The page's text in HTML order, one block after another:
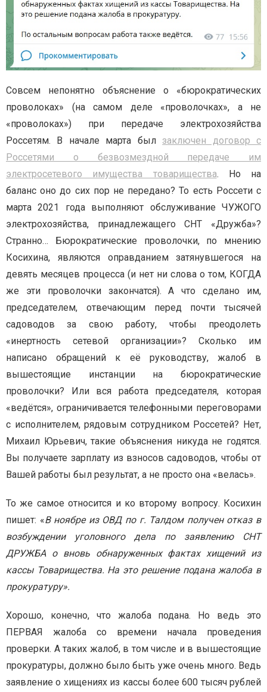
Совсем непонятно объяснение о «бюрократических
проволоках» (на самом деле «проволочках», а не
«проволоках») при передаче электрохозяйства
Россетям. В начале марта был заключен договор с
Россетями о безвозмездной передаче им
электросетевого имущества товарищества. Но на
баланс оно до сих пор не передано? То есть Россети с
марта 2021 года выполняют обслуживание ЧУЖОГО
электрохозяйства, принадлежащего СНТ «Дружба»?
Странно… Бюрократические проволочки, по мнению
Косихина, являются оправданием затянувшегося на
девять месяцев процесса (и нет ни слова о том, КОГДА
же эти проволочки закончатся). А что сделано им,
председателем, отвечающим перед почти тысячей
садоводов за свою работу, чтобы преодолеть
«инертность сетевой организации»? Сколько им
написано обращений к её руководству, жалоб в
вышестоящие инстанции на бюрократические
проволочки? Или вся работа председателя, которая
«ведётся», ограничивается телефонными переговорами
с исполнителем, рядовым сотрудником Россетей? Нет,
Михаил Юрьевич, такие объяснения никуда не годятся.
Вы получаете зарплату из взносов садоводов, чтобы от
Вашей работы был результат, а не просто она «велась».
То же самое относится и ко второму вопросу. Косихин
пишет: «В ноябре из ОВД по г. Талдом получен отказ в
возбуждении уголовного дела по заявлению СНТ
ДРУЖБА о вновь обнаруженных фактах хищений из
кассы Товарищества. На это решение подана жалоба в
прокуратуру».
Хорошо, конечно, что жалоба подана. Но ведь это
ПЕРВАЯ жалоба со времени начала проведения
проверки. А таких жалоб, в том числе и в вышестоящие
прокуратуры, должно было быть уже очень много. Ведь
заявление о хищениях из кассы более 600 тысяч рублей